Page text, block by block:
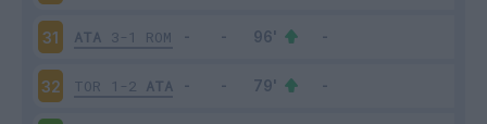
31 ATA 3-1 ROM
32 TOR 1-2 ATA